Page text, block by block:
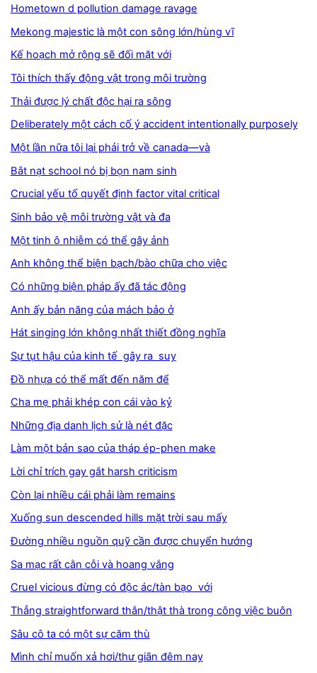
Hometown d pollution damage ravage
Mekong majestic là một con sông lớn/hùng vĩ
Kế hoạch mở rộng sẽ đối mặt với
Tôi thích thấy động vật trong môi trường
Thải được lý chất độc hại ra sông
Deliberately một cách cố ý accident intentionally purposely
Một lần nữa tôi lại phải trở về canada—và
Bắt nạt school nó bị bọn nam sinh
Crucial yếu tố quyết định factor vital critical
Sinh bảo vệ môi trường vật và đa
Một tinh ô nhiễm có thể gây ảnh
Anh không thể biện bạch/bào chữa cho việc
Có những biện pháp ấy đã tác động
Anh ấy bản năng của mách bảo ở
Hát singing lớn không nhất thiết đồng nghĩa
Sự tụt hậu của kinh tế gây ra suy
Đồ nhựa có thể mất đến năm để
Cha mẹ phải khép con cái vào kỷ
Những địa danh lịch sử là nét đặc
Làm một bản sao của tháp ép-phen make
Lời chỉ trích gay gắt harsh criticism
Còn lại nhiều cái phải làm remains
Xuống sun descended hills mặt trời sau mấy
Đường nhiều nguồn quỹ cần được chuyển hướng
Sa mạc rất cằn cỗi và hoang vắng
Cruel vicious đừng có độc ác/tàn bạo với
Thẳng straightforward thắn/thật thà trong công việc buôn
Sâu cô ta có một sự căm thù
Mình chỉ muốn xả hơi/thư giãn đêm nay